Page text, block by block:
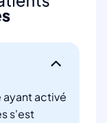
ayant activé
s'est